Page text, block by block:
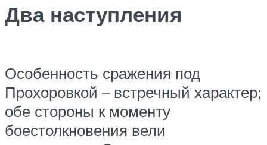
Два наступления
Особенность сражения под
Прохоровкой – встречный характер;
обе стороны к моменту
боестолкновения вели